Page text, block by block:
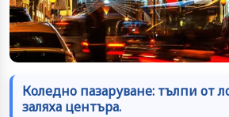
Коледно пазаруване: тълпи от
заляха центъра.